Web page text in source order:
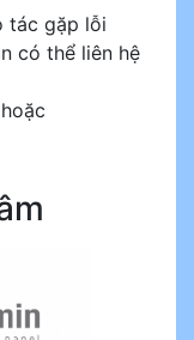
tác gặp lỗi
có thể liên hệ
hoặc